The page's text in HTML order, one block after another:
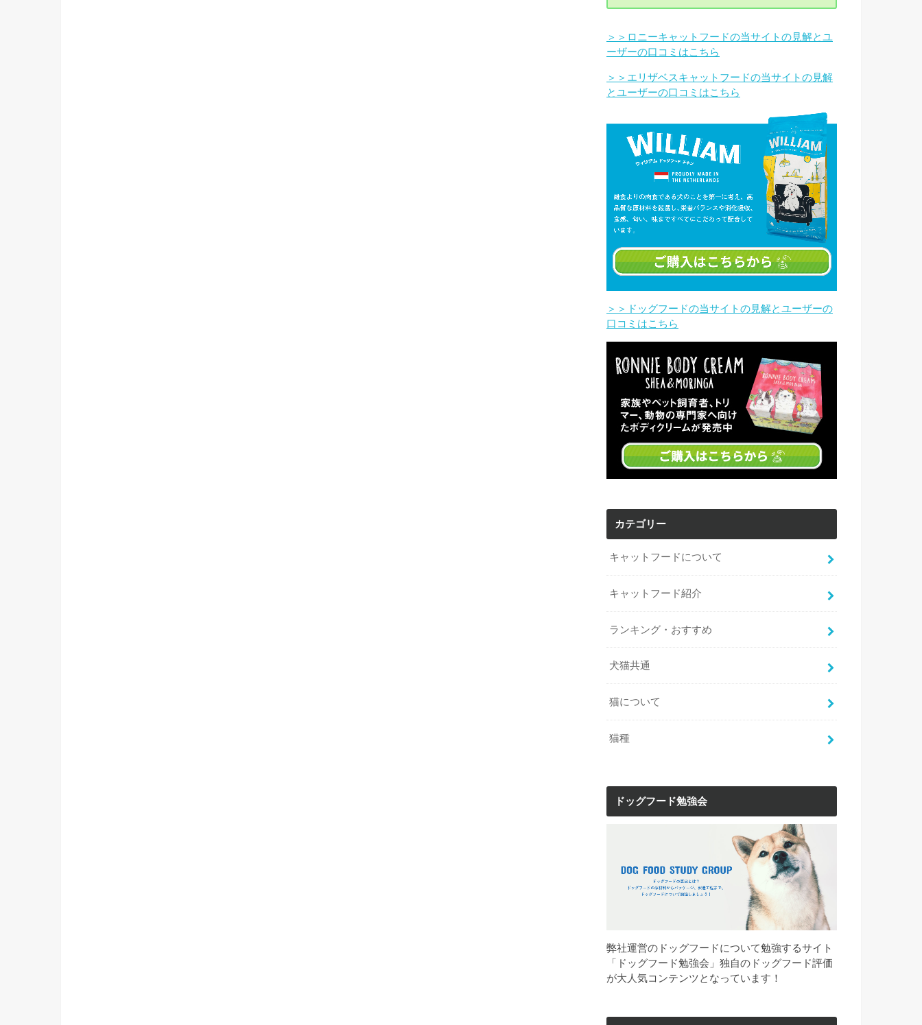
＞＞ロニーキャットフードの当サイトの見解とユ
ーザーの口コミはこちら
＞＞エリザベスキャットフードの当サイトの見解
とユーザーの口コミはこちら
＞＞ドッグフードの当サイトの見解とユーザーの
口コミはこちら
カテゴリー
キャットフードについて
キャットフード紹介
ランキング・おすすめ
犬猫共通
猫について
猫種
ドッグフード勉強会
弊社運営のドッグフードについて勉強するサイト
「ドッグフード勉強会」独自のドッグフード評価
が大人気コンテンツとなっています！